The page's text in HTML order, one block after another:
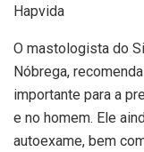
Hapvida
O mastologista do
Nóbrega,
importante para a
e no homem. Ele
autoexame, bem